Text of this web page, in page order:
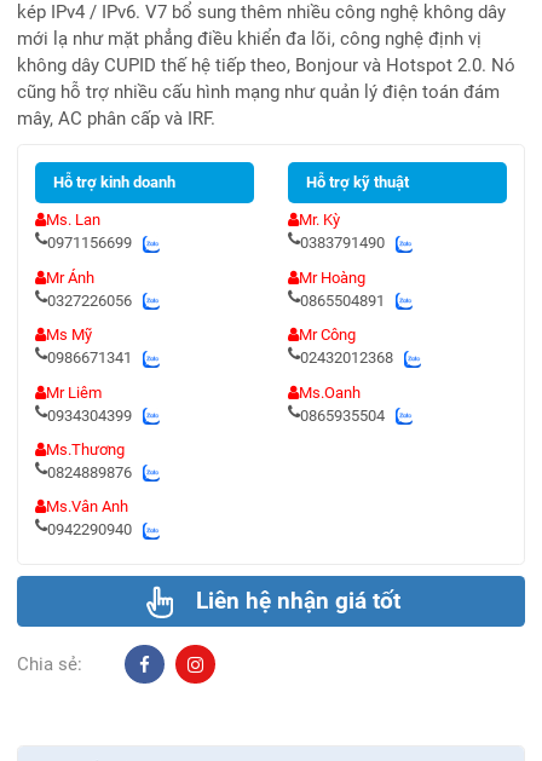
kép IPv4 / IPv6. V7 bổ sung thêm nhiều công nghệ không dây
mới lạ như mặt phẳng điều khiển đa lõi, công nghệ định vị
không dây CUPID thế hệ tiếp theo, Bonjour và Hotspot 2.0. Nó
cũng hỗ trợ nhiều cấu hình mạng như quản lý điện toán đám
mây, AC phân cấp và IRF.
Hỗ trợ kinh doanh
Ms. Lan
0971156699
Mr Ánh
0327226056
Ms Mỹ
0986671341
Mr Liêm
0934304399
Ms.Thương
0824889876
Ms.Vân Anh
0942290940
Hỗ trợ kỹ thuật
Mr. Kỳ
0383791490
Mr Hoàng
0865504891
Mr Công
02432012368
Ms.Oanh
0865935504
Liên hệ nhận giá tốt
Chia sẻ: